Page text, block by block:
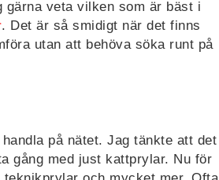
gärna veta vilken som är bäst i
. Det är så smidigt när det finns
utan att behöva söka runt på
på nätet. Jag tänkte att det
gång med just kattprylar. Nu för